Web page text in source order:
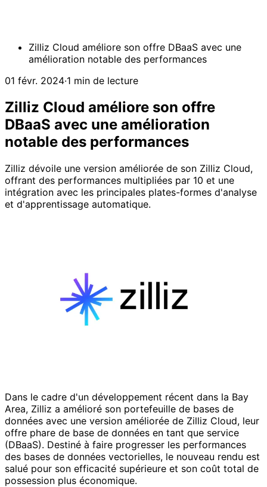
Zilliz Cloud améliore son offre DBaaS avec une
amélioration notable des performances
01 févr. 2024·1 min de lecture
Zilliz Cloud améliore son offre
DBaaS avec une amélioration
notable des performances
Zilliz dévoile une version améliorée de son Zilliz Cloud,
offrant des performances multipliées par 10 et une
intégration avec les principales plates-formes d'analyse
et d'apprentissage automatique.
Dans le cadre d'un développement récent dans la Bay
Area, Zilliz a amélioré son portefeuille de bases de
données avec une version améliorée de Zilliz Cloud, leur
offre phare de base de données en tant que service
(DBaaS). Destiné à faire progresser les performances
des bases de données vectorielles, le nouveau rendu est
salué pour son efficacité supérieure et son coût total de
possession plus économique.